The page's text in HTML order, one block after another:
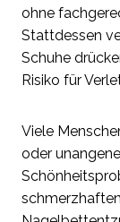
ohne
Stattdessen
Schuhe
Risiko für
Viele
oder